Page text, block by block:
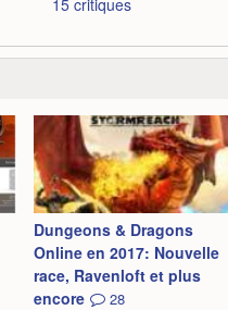
15 critiques
Dungeons & Dragons
Online en 2017: Nouvelle
race, Ravenloft et plus
encore
28